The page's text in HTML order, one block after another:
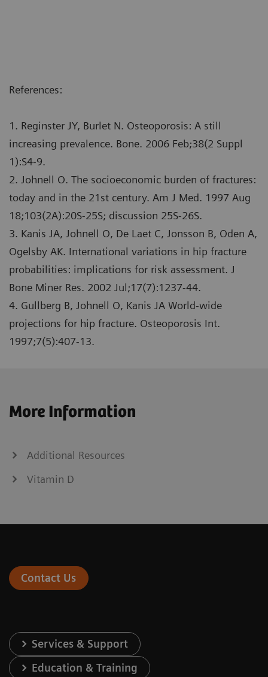
References:
1. Reginster JY, Burlet N. Osteoporosis: A still
increasing prevalence. Bone. 2006 Feb;38(2 Suppl
1):S4-9.
2. Johnell O. The socioeconomic burden of fractures:
today and in the 21st century. Am J Med. 1997 Aug
18;103(2A):20S-25S; discussion 25S-26S.
3. Kanis JA, Johnell O, De Laet C, Jonsson B, Oden A,
Ogelsby AK. International variations in hip fracture
probabilities: implications for risk assessment. J
Bone Miner Res. 2002 Jul;17(7):1237-44.
4. Gullberg B, Johnell O, Kanis JA World-wide
projections for hip fracture. Osteoporosis Int.
1997;7(5):407-13.
More Information
Additional Resources
Vitamin D
Contact Us
Services & Support
Education & Training